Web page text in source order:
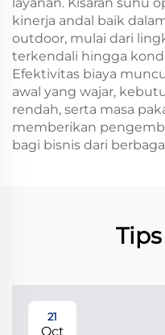
kinerja andal baik
outdoor, mulai dari
terkendali hingga
Efektivitas biaya
awal yang wajar,
rendah, serta masa
memberikan
bagi bisnis dari
21
Oct